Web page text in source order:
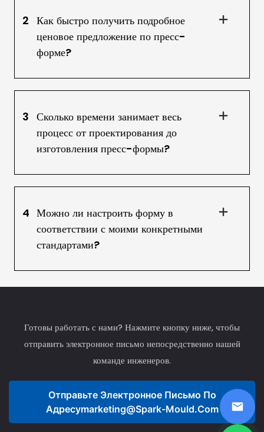
2 Как быстро получить подробное
ценовое предложение по пресс-
форме?
3 Сколько времени занимает весь
процесс от проектирования до
изготовления пресс-формы?
4 Можно ли настроить форму в
соответствии с моими конкретными
стандартами?
Готовы работать с нами? Нажмите кнопку ниже, чтобы
отправить электронное письмо непосредственно нашей
команде инженеров.
Отправьте Электронное Письмо По
АдресуMarketing@spark-Mould.com